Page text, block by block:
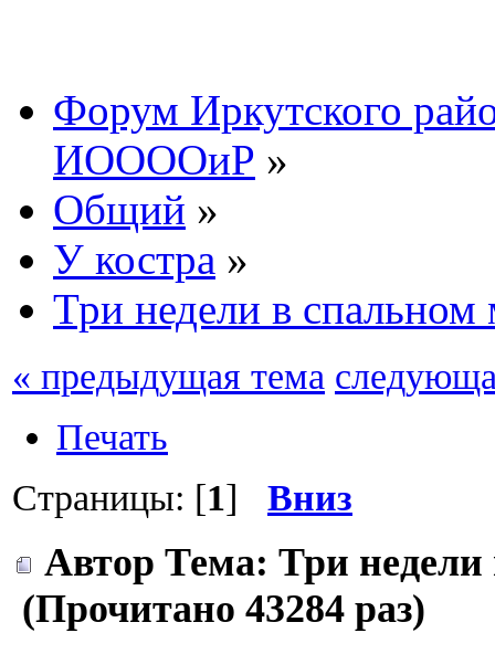
Форум Иркутского
ИООООиР »
Общий »
У костра »
Три недели в
« предыдущая тема
Печать
Страницы: [1] Вниз
Автор Тема: Три
(Прочитано 43284 раз)